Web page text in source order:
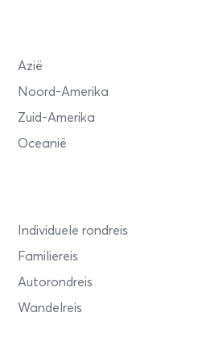
Azië
Noord-Amerika
Zuid-Amerika
Oceanië
Individuele rondreis
Familiereis
Autorondreis
Wandelreis